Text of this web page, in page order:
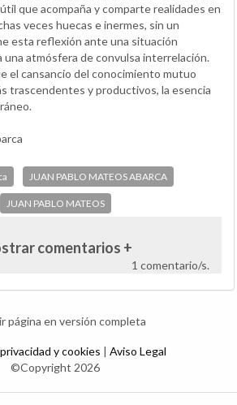
que acompaña y comparte realidades en
veces huecas e inermes, sin un
esta reflexión ante una situación
una atmósfera de convulsa interrelación.
el cansancio del conocimiento mutuo
trascendentes y productivos, la esencia
JUAN PABLO MATEOS ABARCA
JUAN PABLO MATEOS
comentarios +
1 comentario/s.
página en versión completa
y cookies | Aviso Legal
©Copyright 2026